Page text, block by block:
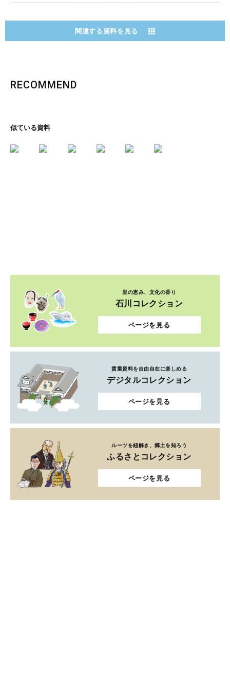
関連する資料を見る
RECOMMEND
似ている資料
里の恵み、文化の香り
石川コレクション
ページを見る
貴重資料を自由自在に楽しめる
デジタルコレクション
ページを見る
ルーツを紐解き、郷土を知ろう
ふるさとコレクション
ページを見る